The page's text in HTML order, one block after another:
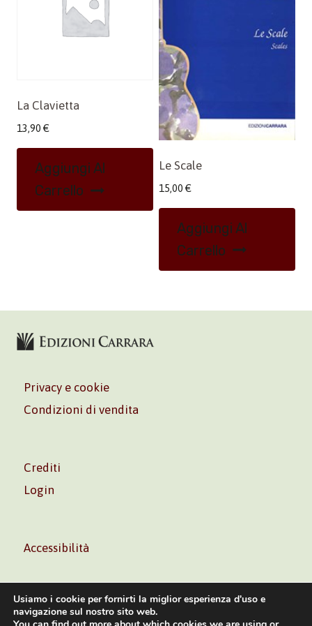
La Clavietta
13,90 €
Aggiungi Al
Carrello
Le Scale
15,00 €
Aggiungi Al
Carrello
Privacy e cookie
Condizioni di vendita
Crediti
Login
Accessibilità
Usiamo i cookie per fornirti la miglior esperienza d'uso e
navigazione sul nostro sito web.